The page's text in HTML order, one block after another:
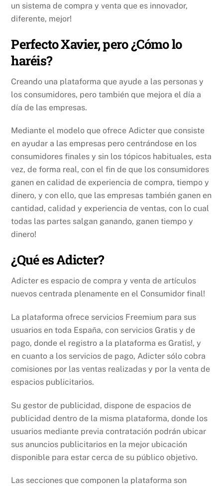
un sistema de compra y venta que es innovador,
diferente, mejor!
Perfecto Xavier, pero ¿Cómo lo
haréis?
Creando una plataforma que ayude a las personas y
los consumidores, pero también que mejora el día a
día de las empresas.
Mediante el modelo que ofrece Adicter que consiste
en ayudar a las empresas pero centrándose en los
consumidores finales y sin los tópicos habituales, esta
vez, de forma real, con el fin de que los consumidores
ganen en calidad de experiencia de compra, tiempo y
dinero, y con ello, que las empresas también ganen en
cantidad, calidad y experiencia de ventas, con lo cual
todas las partes salgan ganando, ganen tiempo y
dinero!
¿Qué es Adicter?
Adicter es espacio de compra y venta de artículos
nuevos centrada plenamente en el Consumidor final!
La plataforma ofrece servicios Freemium para sus
usuarios en toda España, con servicios Gratis y de
pago, donde el registro a la plataforma es Gratis!, y
en cuanto a los servicios de pago, Adicter sólo cobra
comisiones por las ventas realizadas y por la venta de
espacios publicitarios.
Su gestor de publicidad, dispone de espacios de
publicidad dentro de la misma plataforma, donde los
usuarios mediante previa contratación podrán ubicar
sus anuncios publicitarios en la mejor ubicación
disponible para estar cerca de su público objetivo.
Las secciones que componen la plataforma son